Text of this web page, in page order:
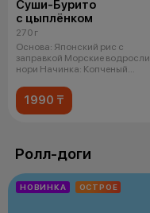
Суши-Бурито
с цыплёнком
270 г
Основа: Японский рис с
заправкой Морские водросли
нори Начинка: Копченый
1990 ₸
Ролл-доги
НОВИНКА ОСТРОЕ